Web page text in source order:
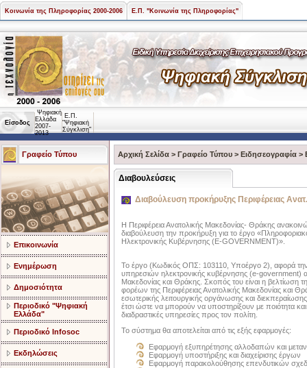
Κοινωνία της Πληροφορίας 2000-2006 Ε.Π. "Κοινωνία της Πληροφορίας"
Είσοδος
Ψηφιακή
Ελλάδα
2007-
2013
Ε.Π.
"Ψηφιακή
Σύγκλιση"
Γραφείο Τύπου
Επικοινωνία
Ενημέρωση
Δημοσιότητα
Περιοδικό "Ψηφιακή
Ελλάδα"
Περιοδικό Infosoc
Εκδηλώσεις
Αρχική Σελίδα > Γραφείο Τύπου > Ειδησεογραφία >
Διαβουλεύσεις
Διαβούλευση προκήρυξης Περιφέρειας
H Περιφέρεια Ανατολικής Μακεδονίας- Θράκης
διαβούλευση την προκήρυξη για το έργο
Ηλεκτρονικής Κυβέρνησης (E-GOVERNMENT)».
Το έργο (Κωδικός ΟΠΣ: 103110, Υποέργο 2), αφορά
υπηρεσιών ηλεκτρονικής κυβέρνησης (e-government)
Μακεδονίας και Θράκης. Σκοπός του είναι η βελτίωση
φορέων της Περιφέρειας Ανατολικής Μακεδονίας και
εσωτερικής λειτουργικής οργάνωσης και
έτσι ώστε να μπορούν να υποστηρίξουν με ποιότητα και
διαδραστικές υπηρεσίες προς τον πολίτη.
Το σύστημα θα αποτελείται από τις εξής εφαρμογές:
Εφαρμογή εξυπηρέτησης αλλοδαπών και
Εφαρμογή υποστήριξης και διαχείρισης έργων
Εφαρμογή παρακολούθησης επενδυτικών